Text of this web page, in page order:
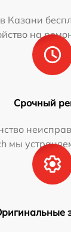
Казани
на
Срочный
мы